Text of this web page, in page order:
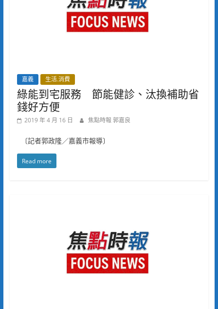
嘉義 生活.消費
綠能到宅服務 節能健診、汰換補助省
錢好方便
2019 年 4 月 16 日 焦點時報 郭嘉良
〔記者郭政隆／嘉義市報導〕
Read more